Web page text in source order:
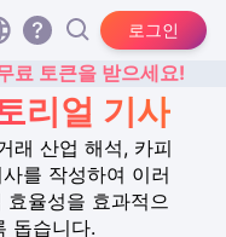
로그인
료 토큰을 받으세요!
리얼 기사
래 산업 해석, 카피
를 작성하여 이러
율성을 효과적으
돕습니다.